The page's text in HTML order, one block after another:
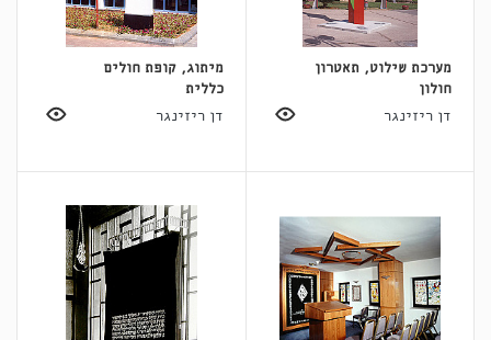
מערכת שילוט, תאטרון
חולון
דן ריזינגר
מיתוג, קופת חולים
כללית
דן ריזינגר